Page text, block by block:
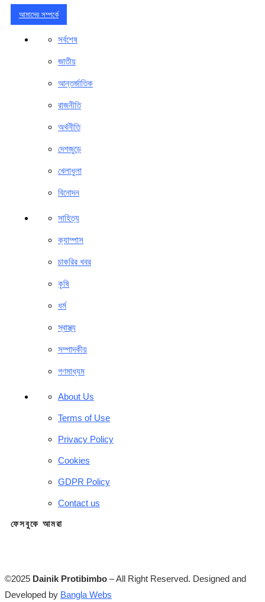
আমাদের সম্পর্কে
সর্বশেষ
জাতীয়
আন্তর্জাতিক
রাজনীতি
অর্থনীতি
দেশজুড়ে
খেলাধুলা
বিনোদন
সাহিত্য
ক্যাম্পাস
চাকরির খবর
কৃষি
ধর্ম
স্বাস্থ্য
সম্পাদকীয়
গণমাধ্যম
About Us
Terms of Use
Privacy Policy
Cookies
GDPR Policy
Contact us
ফেসবুকে আমরা
©2025 Dainik Protibimbo – All Right Reserved. Designed and
Developed by Bangla Webs